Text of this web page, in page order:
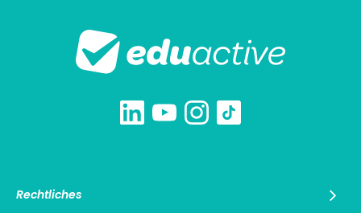
Rechtliches